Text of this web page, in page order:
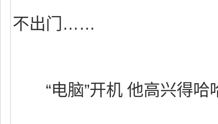
不出门……
“电脑”开机 他高兴得哈